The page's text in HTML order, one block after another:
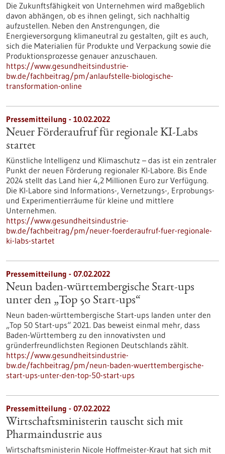
Die Zukunftsfähigkeit von Unternehmen wird maßgeblich
davon abhängen, ob es ihnen gelingt, sich nachhaltig
aufzustellen. Neben den Anstrengungen, die
Energieversorgung klimaneutral zu gestalten, gilt es auch,
sich die Materialien für Produkte und Verpackung sowie die
Produktionsprozesse genauer anzuschauen.
https://www.gesundheitsindustrie-
bw.de/fachbeitrag/pm/anlaufstelle-biologische-
transformation-online
Pressemitteilung - 10.02.2022
Neuer Förderaufruf für regionale KI-Labs
startet
Künstliche Intelligenz und Klimaschutz – das ist ein zentraler
Punkt der neuen Förderung regionaler KI-Labore. Bis Ende
2024 stellt das Land hier 4,2 Millionen Euro zur Verfügung.
Die KI-Labore sind Informations-, Vernetzungs-, Erprobungs-
und Experimentierräume für kleine und mittlere
Unternehmen.
https://www.gesundheitsindustrie-
bw.de/fachbeitrag/pm/neuer-foerderaufruf-fuer-regionale-
ki-labs-startet
Pressemitteilung - 07.02.2022
Neun baden-württembergische Start-ups
unter den „Top 50 Start-ups“
Neun baden-württembergische Start-ups landen unter den
„Top 50 Start-ups“ 2021. Das beweist einmal mehr, dass
Baden-Württemberg zu den innovativsten und
gründerfreundlichsten Regionen Deutschlands zählt.
https://www.gesundheitsindustrie-
bw.de/fachbeitrag/pm/neun-baden-wuerttembergische-
start-ups-unter-den-top-50-start-ups
Pressemitteilung - 07.02.2022
Wirtschaftsministerin tauscht sich mit
Pharmaindustrie aus
Wirtschaftsministerin Nicole Hoffmeister-Kraut hat sich mit